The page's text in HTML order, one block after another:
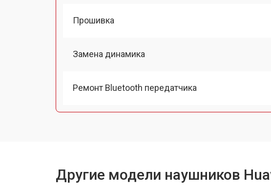
Прошивка
Замена динамика
Ремонт Bluetooth передатчика
Другие модели наушников